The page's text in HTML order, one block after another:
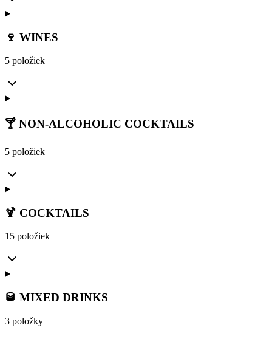
🍷 WINES
5 položiek
🍸 NON-ALCOHOLIC COCKTAILS
5 položiek
🍹 COCKTAILS
15 položiek
🥃 MIXED DRINKS
3 položky